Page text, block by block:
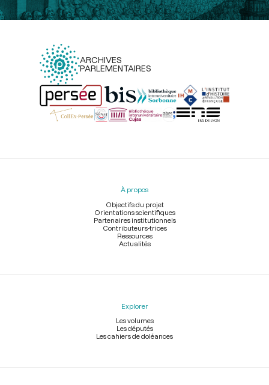
ARCHIVES
PARLEMENTAIRES
Menu
À propos
Objectifs du projet
Orientations scientifiques
Partenaires institutionnels
Contributeurs-trices
Ressources
Actualités
Explorer
Les volumes
Les députés
Les cahiers de doléances